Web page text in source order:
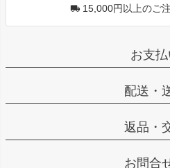
15,000円以上のご
お支払
配送・
返品・
お問合